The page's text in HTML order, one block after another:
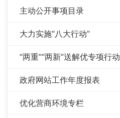
主动公开事项目录
大力实施“八大行动”
“两重”“两新”送解优专项行动
政府网站工作年度报表
优化营商环境专栏